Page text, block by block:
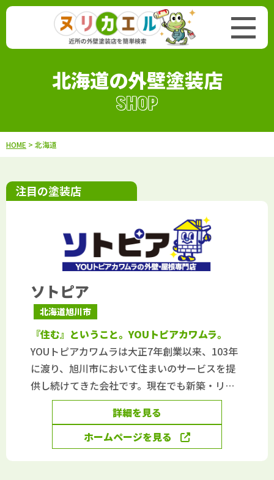
北海道の外壁塗装店
SHOP
HOME > 北海道
注目の塗装店
ソトピア
北海道旭川市
『住む』ということ。YOUトピアカワムラ。
YOUトピアカワムラは大正7年創業以来、103年
に渡り、旭川市において住まいのサービスを提
供し続けてきた会社です。現在でも新築・リフ
ォーム・不動産とあらゆる住まいのサービスを
提供しております。そんななか2020年8月から豊
岡と末広のリフォーム館内に外壁・屋根専門店
『ソトピア』をオープンいたしました。
詳細を見る
ホームページを見る